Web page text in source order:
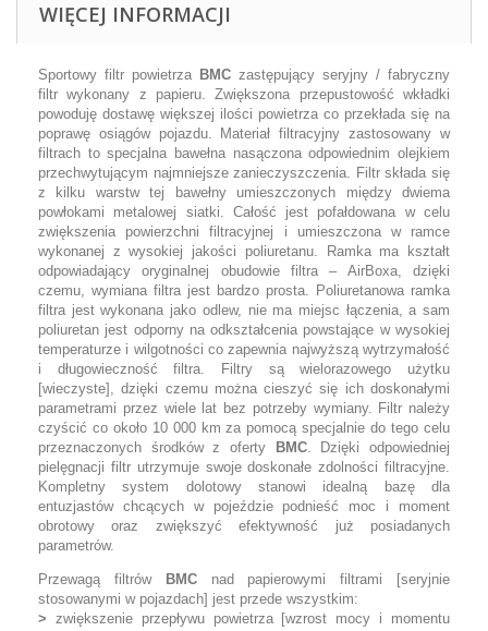
WIĘCEJ INFORMACJI
Sportowy filtr powietrza BMC zastępujący seryjny / fabryczny
filtr wykonany z papieru. Zwiększona przepustowość wkładki
powoduję dostawę większej ilości powietrza co przekłada się na
poprawę osiągów pojazdu. Materiał filtracyjny zastosowany w
filtrach to specjalna bawełna nasączona odpowiednim olejkiem
przechwytującym najmniejsze zanieczyszczenia. Filtr składa się
z kilku warstw tej bawełny umieszczonych między dwiema
powłokami metalowej siatki. Całość jest pofałdowana w celu
zwiększenia powierzchni filtracyjnej i umieszczona w ramce
wykonanej z wysokiej jakości poliuretanu. Ramka ma kształt
odpowiadający oryginalnej obudowie filtra – AirBoxa, dzięki
czemu, wymiana filtra jest bardzo prosta. Poliuretanowa ramka
filtra jest wykonana jako odlew, nie ma miejsc łączenia, a sam
poliuretan jest odporny na odkształcenia powstające w wysokiej
temperaturze i wilgotności co zapewnia najwyższą wytrzymałość
i długowieczność filtra. Filtry są wielorazowego użytku
[wieczyste], dzięki czemu można cieszyć się ich doskonałymi
parametrami przez wiele lat bez potrzeby wymiany. Filtr należy
czyścić co około 10 000 km za pomocą specjalnie do tego celu
przeznaczonych środków z oferty
BMC. Dzięki odpowiedniej
pielęgnacji filtr utrzymuje swoje doskonałe zdolności filtracyjne.
Kompletny system dolotowy stanowi idealną bazę dla
entuzjastów chcących w pojeździe podnieść moc i moment
obrotowy oraz zwiększyć efektywność już posiadanych
parametrów.
Przewagą filtrów BMCnad papierowymi filtrami [seryjnie
stosowanymi w pojazdach] jest przede wszystkim:
> zwiększenie przepływu powietrza [wzrost mocy i momentu